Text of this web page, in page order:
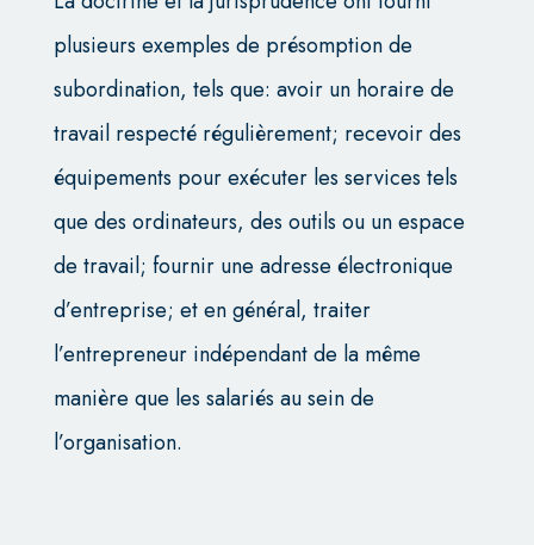
plusieurs exemples de présomption de
subordination, tels que: avoir un horaire de
travail respecté régulièrement; recevoir des
équipements pour exécuter les services tels
que des ordinateurs, des outils ou un espace
de travail; fournir une adresse électronique
d’entreprise; et en général, traiter
l’entrepreneur indépendant de la même
manière que les salariés au sein de
l’organisation.